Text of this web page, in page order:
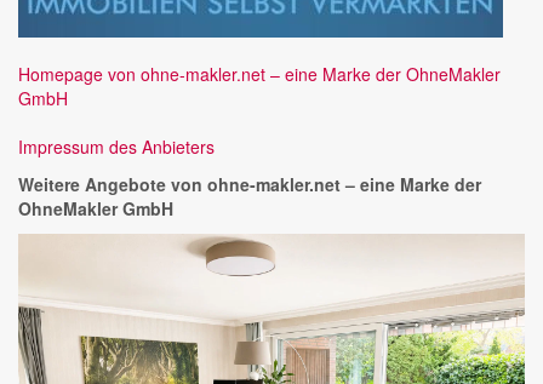
Homepage von ohne-makler.net – eine Marke der OhneMakler
GmbH
Impressum des Anbieters
Weitere Angebote von ohne-makler.net – eine Marke der
OhneMakler GmbH